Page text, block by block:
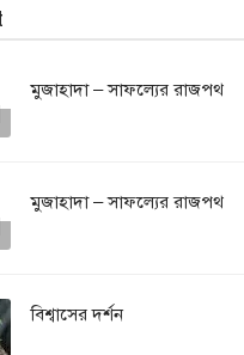
মুজাহাদা – সাফল্যের রাজপথ
মুজাহাদা – সাফল্যের রাজপথ
বিশ্বাসের দর্শন